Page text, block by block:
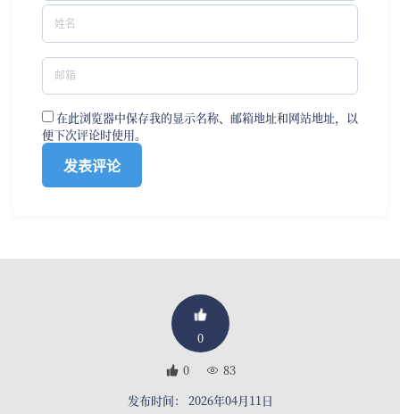
在此浏览器中保存我的显示名称、邮箱地址和网站地址，以
便下次评论时使用。
0
0
83
发布时间： 2026年04月11日